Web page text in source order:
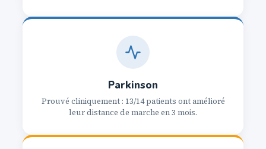
Parkinson
Prouvé cliniquement : 13/14 patients ont amélioré
leur distance de marche en 3 mois.